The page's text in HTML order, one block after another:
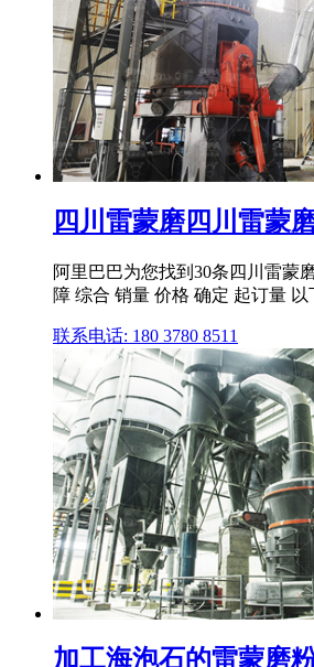
四川雷蒙磨四川雷蒙
阿里巴巴为您找到30条四川雷蒙
障 综合 销量 价格 确定 起订量 以
联系电话: 180 3780 8511
加工海泡石的雷蒙磨